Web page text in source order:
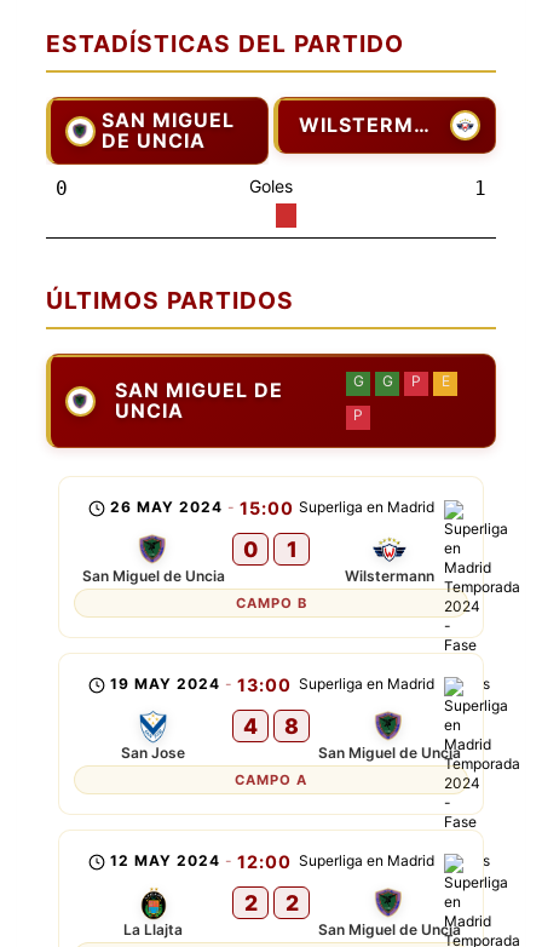
ESTADÍSTICAS DEL PARTIDO
SAN MIGUEL
DE UNCIA
WILSTERMANN
0 Goles 1
ÚLTIMOS PARTIDOS
SAN MIGUEL DE
UNCIA
G G P
E
P
Superliga en Madrid
26 MAY 2024 - 15:00
San Miguel de Uncia
0 1
Wilstermann
CAMPO B
Superliga en Madrid
19 MAY 2024 - 13:00
San Jose
4 8
San Miguel de Uncia
CAMPO A
Superliga en Madrid
12 MAY 2024 - 12:00
La Llajta
2 2
San Miguel de Uncia